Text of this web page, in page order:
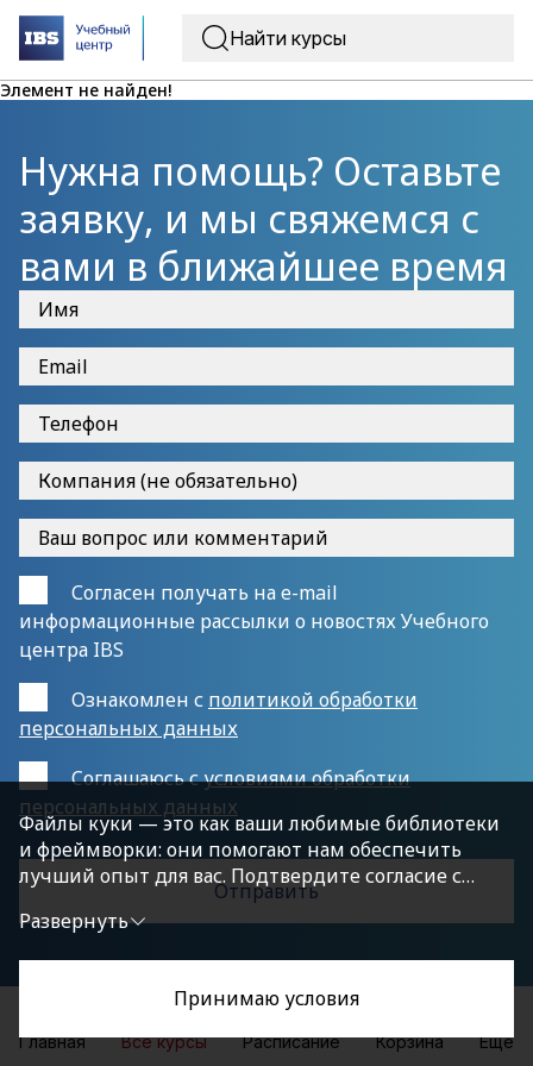
Элемент не найден!
Нужна помощь? Оставьте
заявку, и мы свяжемся с
вами в ближайшее время
Согласен получать на e-mail
информационные рассылки о новостях Учебного
центра IBS
Ознакомлен с политикой обработки
персональных данных
Cоглашаюсь сусловиями обработки
персональных данных
Главная Все курсы Расписание Корзина Еще
Файлы куки — это как ваши любимые библиотеки
и фреймворки: они помогают нам обеспечить
лучший опыт для вас. Подтвердите согласие с
политикой конфиденциальности, нажав
«Принимаю условия», чтобы продолжить.
Развернуть
Принимаю условия